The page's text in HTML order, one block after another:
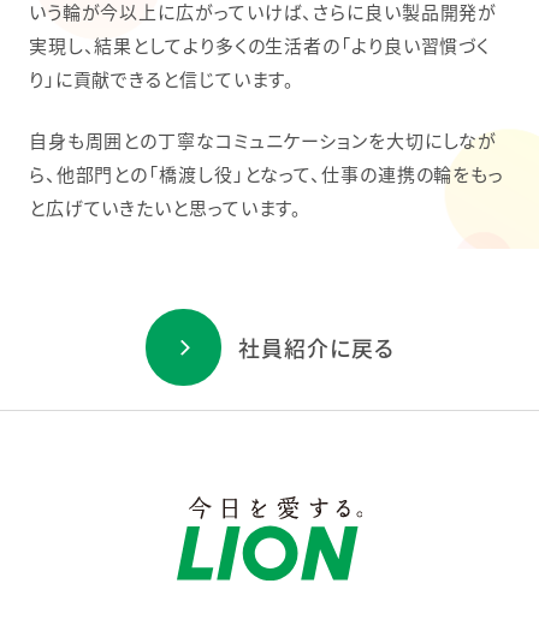
いう輪が今以上に広がっていけば、さらに良い製品開発が
実現し、結果としてより多くの生活者の「より良い習慣づく
り」に貢献できると信じています。
自身も周囲との丁寧なコミュニケーションを大切にしなが
ら、他部門との「橋渡し役」となって、仕事の連携の輪をもっ
と広げていきたいと思っています。
社員紹介に戻る